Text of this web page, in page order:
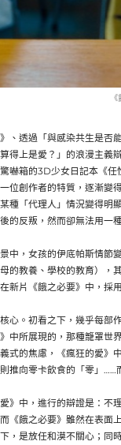
、透過「與感染共生是否
得上是愛？」的浪漫主義
嚇箱的3D少女日記本《
位創作者的特質，逐漸
種「代理人」情況變得
的反叛，然而卻無法用一
中，女孩的伊底帕斯情節
的教養、學校的教育）
新片《餓之必要》中，採
心。初看之下，幾乎每
中所展現的，那種籠罩
式的焦慮，《瘋狂的愛
推向零卡飲食的「零」
》中，進行的辯證是：
《餓之必要》雖然在表面
，是放任和漠不關心；